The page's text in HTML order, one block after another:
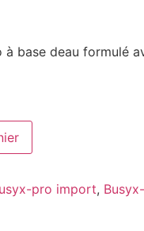
base deau formulé
pro import,